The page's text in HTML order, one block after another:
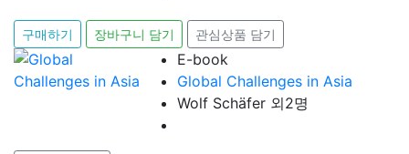
구매하기 장바구니 담기 관심상품 담기
E-book
Global Challenges in Asia
Wolf Schäfer 외2명